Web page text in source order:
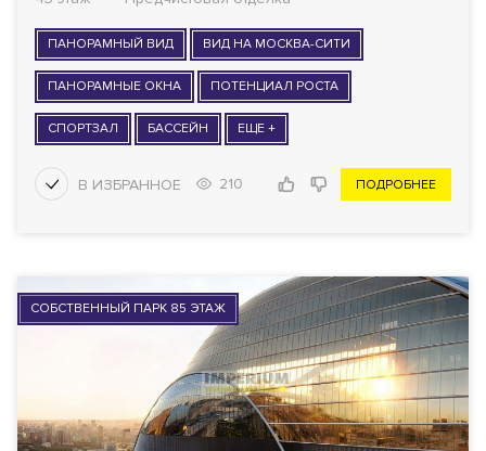
ПАНОРАМНЫЙ ВИД ВИД НА МОСКВА-СИТИ
ПАНОРАМНЫЕ ОКНА ПОТЕНЦИАЛ РОСТА
СПОРТЗАЛ БАССЕЙН ЕЩЕ +
210 ПОДРОБНЕЕ
СОБСТВЕННЫЙ ПАРК 85 ЭТАЖ